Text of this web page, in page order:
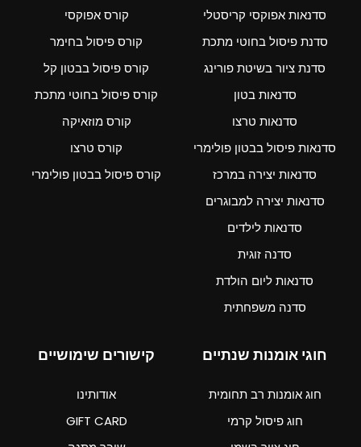
סדנאות אפוקסי קריסטלי
סדנת פיסול בחוטי מתכת
סדנת ציור בשיטת פורינג
סדנאות בטון
סדנאות טרצו
סדנאות פיסול בבטון פולימרי
סדנאות יצירה במרכז
סדנאות יצירה למבוגרים
סדנאות לילדים
סדנה זוגית
סדנאות ליום הולדת
סדנה משפחתית
קורס אפוקסי
קורס פיסול בחימר
קורס פיסול בבטון קל
קורס פיסול בחוטי מתכת
קורס מוזאיקה
קורס טרצו
קורס פיסול בבטון פולימרי
חוגי אומנות שנתיים
חוג אומנות רב תחומית
חוג פיסול קרמי
קישורים שימושיים
אודותינו
GIFT CARD